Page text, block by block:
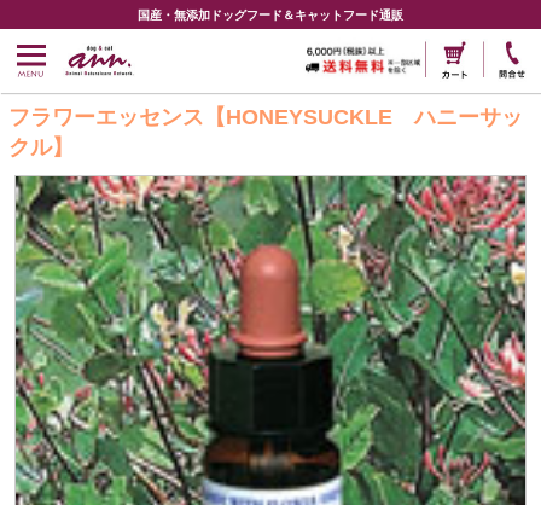
国産・無添加ドッグフード＆キャットフード通販
フラワーエッセンス【HONEYSUCKLE ハニーサッ
クル】